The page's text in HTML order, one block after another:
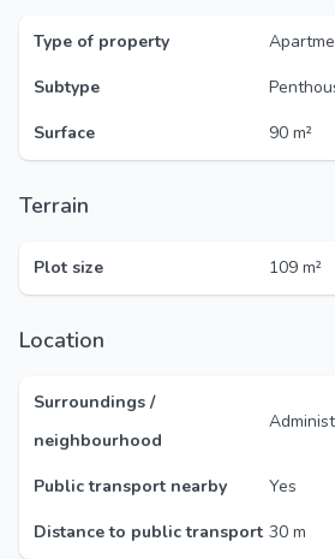
Type of property
Subtype
Surface
90 m²
Terrain
Plot size 109 m²
Location
Surroundings /
neighbourhood
Public transport nearby
Yes
Distance to public transport 30 m